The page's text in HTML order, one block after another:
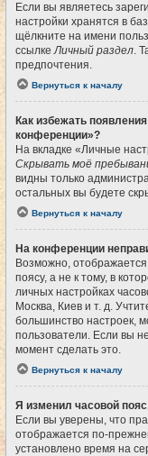
Если вы являетесь
настройки хранятся в
щёлкните на имени
ссылкеЛичный раздел.
предпочтения.
Вернуться к началу
Как избежать
конференции»?
На вкладке «Личные
Скрывать моё
видны только
остальных вы будете
Вернуться к началу
На конференции
Возможно,
поясу, а не к тому, в
личных настройках
Москва, Киев и т. д.
большинство настроек,
пользователи. Если вы
момент сделать это.
Вернуться к началу
Я изменил часовой
Если вы уверены, что
отображается по-
установлено время на